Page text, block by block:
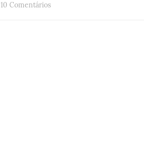
10 Comentários